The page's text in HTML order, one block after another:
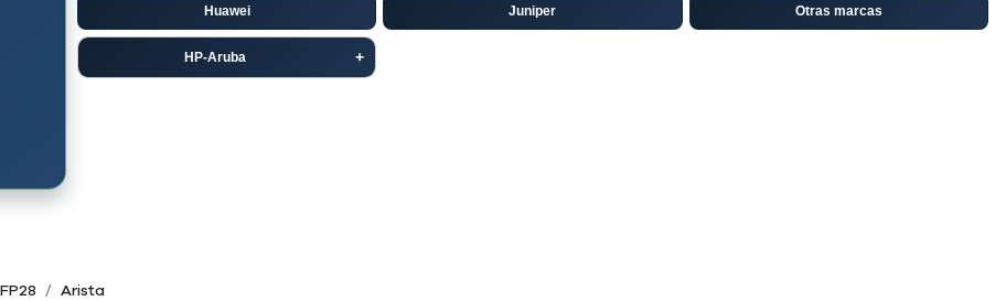
Huawei Juniper Otras marcas
HP-Aruba
Arista